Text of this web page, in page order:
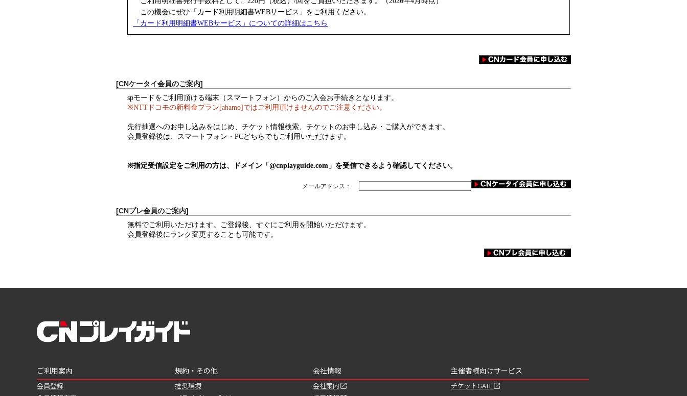
この機会にぜひ「カード利用明細書WEBサービス」をご利用ください。
「カード利用明細書WEBサービス」についての詳細はこちら
[CNケータイ会員のご案内]
spモードをご利用頂ける端末（スマートフォン）からのご入会お手続きとなります。
※NTTドコモの新料金プラン[ahamo]ではご利用頂けませんのでご注意ください。
先行抽選へのお申し込みをはじめ、チケット情報検索、チケットのお申し込み・ご購入ができます。
会員登録後は、スマートフォン・PCどちらでもご利用いただけます。
※指定受信設定をご利用の方は、ドメイン「@cnplayguide.com」を受信できるよう確認してください。
メールアドレス：
[CNプレ会員のご案内]
無料でご利用いただけます。ご登録後、すぐにご利用を開始いただけます。
会員登録後にランク変更することも可能です。
ご利用案内
会員登録
規約・その他
推奨環境
会社情報
会社案内
主催者様向けサービス
チケットGATE